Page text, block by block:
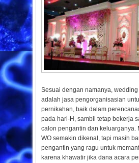
Sesuai dengan namanya,
adalah jasa pengorganisasian
pernikahan, baik dalam
pada hari-H, sambil tetap bekerja
calon pengantin dan keluarganya.
WO semakin dikenal, tapi masih
pengantin yang ragu untuk
karena khawatir jika dana acara